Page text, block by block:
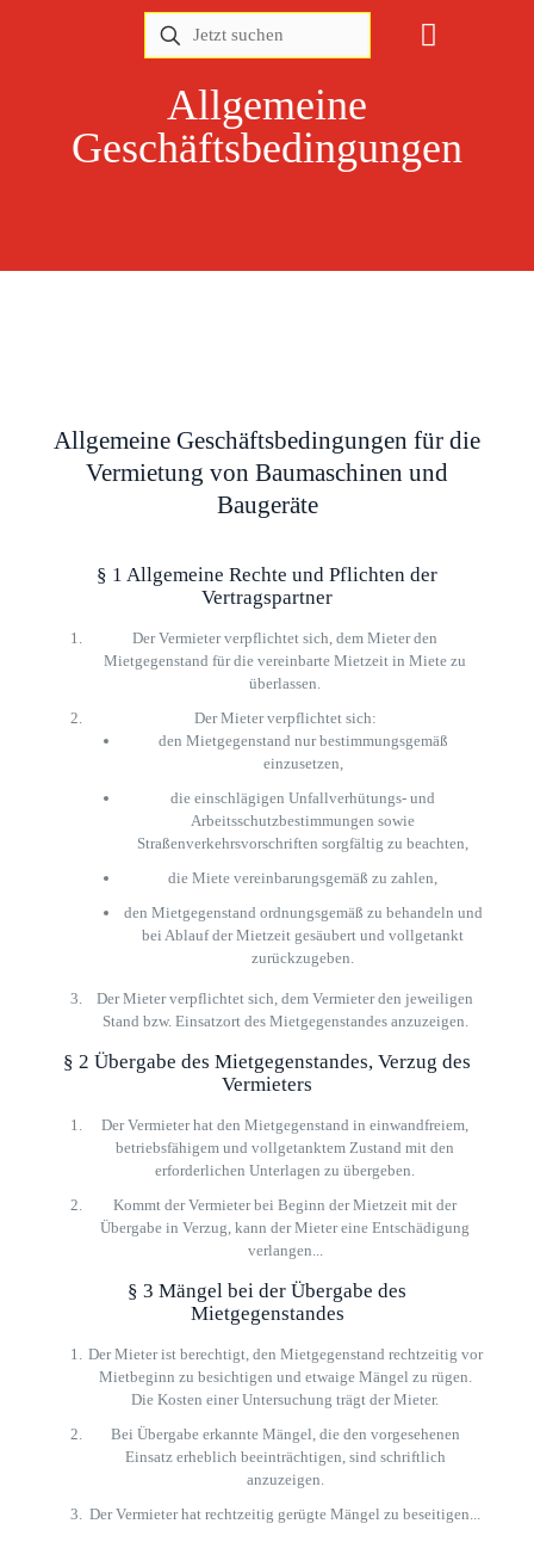
Allgemeine
Geschäftsbedingungen
Allgemeine Geschäftsbedingungen für die
Vermietung von Baumaschinen und
Baugeräte
§ 1 Allgemeine Rechte und Pflichten der
Vertragspartner
Der Vermieter verpflichtet sich, dem Mieter den
Mietgegenstand für die vereinbarte Mietzeit in Miete zu
überlassen.
Der Mieter verpflichtet sich:
den Mietgegenstand nur bestimmungsgemäß
einzusetzen,
die einschlägigen Unfallverhütungs- und
Arbeitsschutzbestimmungen sowie
Straßenverkehrsvorschriften sorgfältig zu beachten,
die Miete vereinbarungsgemäß zu zahlen,
den Mietgegenstand ordnungsgemäß zu behandeln und
bei Ablauf der Mietzeit gesäubert und vollgetankt
zurückzugeben.
Der Mieter verpflichtet sich, dem Vermieter den jeweiligen
Stand bzw. Einsatzort des Mietgegenstandes anzuzeigen.
§ 2 Übergabe des Mietgegenstandes, Verzug des
Vermieters
Der Vermieter hat den Mietgegenstand in einwandfreiem,
betriebsfähigem und vollgetanktem Zustand mit den
erforderlichen Unterlagen zu übergeben.
Kommt der Vermieter bei Beginn der Mietzeit mit der
Übergabe in Verzug, kann der Mieter eine Entschädigung
verlangen...
§ 3 Mängel bei der Übergabe des
Mietgegenstandes
Der Mieter ist berechtigt, den Mietgegenstand rechtzeitig vor
Mietbeginn zu besichtigen und etwaige Mängel zu rügen.
Die Kosten einer Untersuchung trägt der Mieter.
Bei Übergabe erkannte Mängel, die den vorgesehenen
Einsatz erheblich beeinträchtigen, sind schriftlich
anzuzeigen.
Der Vermieter hat rechtzeitig gerügte Mängel zu beseitigen...